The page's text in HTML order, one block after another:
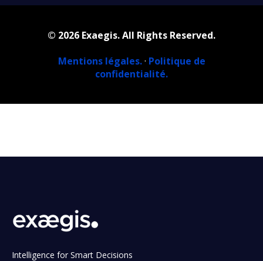
© 2026 Exaegis. All Rights Reserved.
Mentions légales.· Politique de
confidentialité.
Intelligence for Smart Decisions